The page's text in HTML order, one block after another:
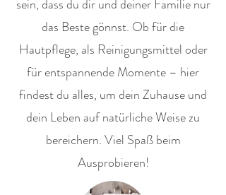
sein, dass du dir und deiner Familie nur
das Beste gönnst. Ob für die
Hautpflege, als Reinigungsmittel oder
für entspannende Momente – hier
findest du alles, um dein Zuhause und
dein Leben auf natürliche Weise zu
bereichern. Viel Spaß beim
Ausprobieren!